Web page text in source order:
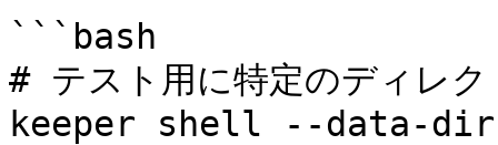
```bash
# テスト用に特定のディレク
keeper shell --data-